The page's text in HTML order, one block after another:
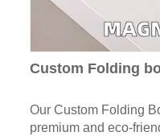
Custom Folding
Our Custom Folding
premium and eco-